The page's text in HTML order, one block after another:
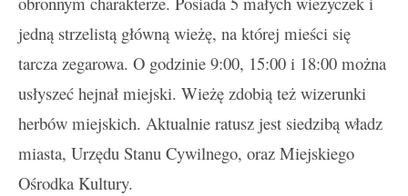
jedną strzelistą główną wieżę, na której mieści się
tarcza zegarowa. O godzinie 9:00, 15:00 i 18:00 można
usłyszeć hejnał miejski. Wieżę zdobią też wizerunki
herbów miejskich. Aktualnie ratusz jest siedzibą władz
miasta, Urzędu Stanu Cywilnego, oraz Miejskiego
Ośrodka Kultury.